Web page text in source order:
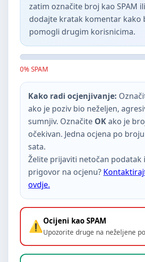
zatim označite broj kao SPAM
dodajte kratak komentar kako
pomogli drugim korisnicima.
0% SPAM
Kako radi ocjenjivanje:
ako je poziv bio neželjen,
sumnjiv. Označite OKako je
očekivan. Jedna ocjena po
sata.
Želite prijaviti netočan podatak
prigovor na ocjenu?
ovdje.
Ocijeni kao SPAM
Upozorite druge na neželjene